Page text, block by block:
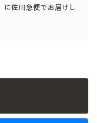
に佐川急便でお届けし